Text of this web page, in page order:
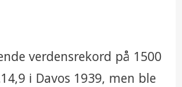
verdensrekord på 1500
i Davos 1939, men ble